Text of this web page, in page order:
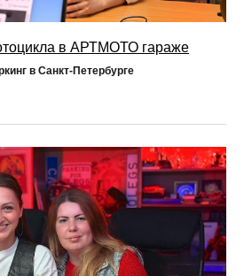
в АРТМОТО гараже
в Санкт-Петербурге